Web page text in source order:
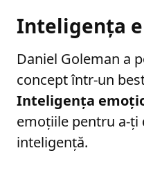
Inteligența
Daniel Goleman a
concept într-un
Inteligența
emoțiile pentru a-ți
inteligență.